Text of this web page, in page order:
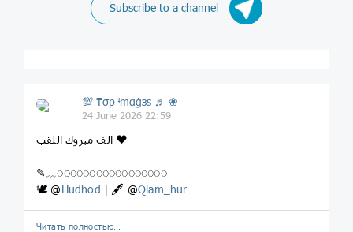
Subscribe to a channel
💯 ₸σp ᶤmαġзṣ ♬ ❀
24 June 2026 22:59
الف مبروك اللقب ❤
✎﹏◌◌◌◌◌◌◌◌◌◌◌◌◌◌◌◌◌
🕊 @Hudhod | 🖋 @Qlam_hur
Читать полностью…